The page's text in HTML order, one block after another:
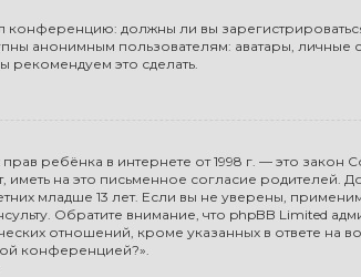
конференцию: должны ли вы
анонимным пользователям: аватары,
рекомендуем это сделать.
ребёнка в интернете от 1998 г. — это
на это письменное согласие родителей.
младше 13 лет. Если вы не уверены,
Обратите внимание, что phpBB Limited
отношений, кроме указанных в ответе на
конференцией?».